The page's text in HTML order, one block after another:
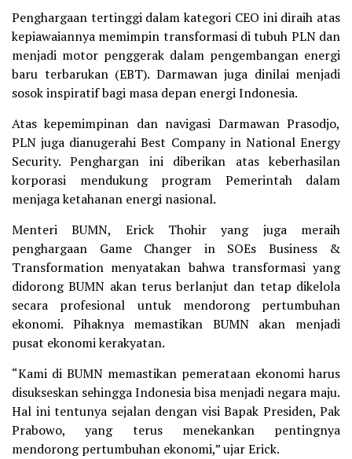
Penghargaan tertinggi dalam kategori CEO ini diraih atas
kepiawaiannya memimpin transformasi di tubuh PLN dan
menjadi motor penggerak dalam pengembangan energi
baru terbarukan (EBT). Darmawan juga dinilai menjadi
sosok inspiratif bagi masa depan energi Indonesia.
Atas kepemimpinan dan navigasi Darmawan Prasodjo,
PLN juga dianugerahi Best Company in National Energy
Security. Penghargan ini diberikan atas keberhasilan
korporasi mendukung program Pemerintah dalam
menjaga ketahanan energi nasional.
Menteri BUMN, Erick Thohir yang juga meraih
penghargaan Game Changer in SOEs Business &
Transformation menyatakan bahwa transformasi yang
didorong BUMN akan terus berlanjut dan tetap dikelola
secara profesional untuk mendorong pertumbuhan
ekonomi. Pihaknya memastikan BUMN akan menjadi
pusat ekonomi kerakyatan.
“Kami di BUMN memastikan pemerataan ekonomi harus
disukseskan sehingga Indonesia bisa menjadi negara maju.
Hal ini tentunya sejalan dengan visi Bapak Presiden, Pak
Prabowo, yang terus menekankan pentingnya
mendorong pertumbuhan ekonomi,” ujar Erick.